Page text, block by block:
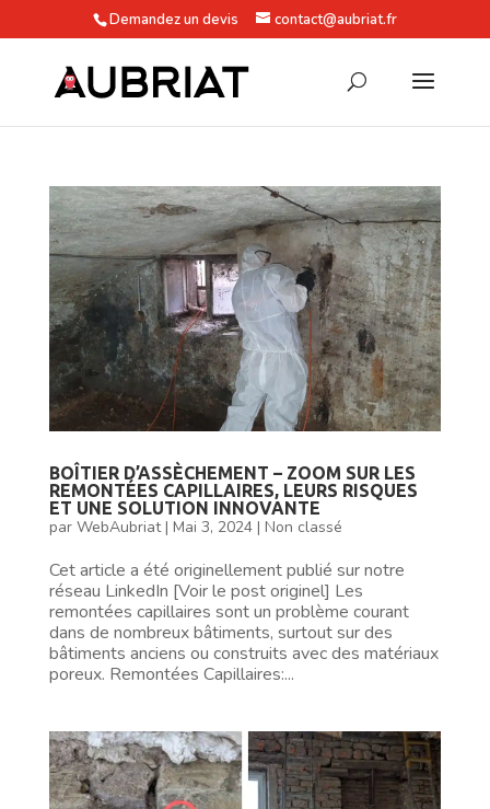
Demandez un devis contact@aubriat.fr
BOÎTIER D’ASSÈCHEMENT – ZOOM SUR LES
REMONTÉES CAPILLAIRES, LEURS RISQUES
ET UNE SOLUTION INNOVANTE
par WebAubriat| Mai 3, 2024| Non classé
Cet article a été originellement publié sur notre
réseau LinkedIn [Voir le post originel] Les
remontées capillaires sont un problème courant
dans de nombreux bâtiments, surtout sur des
bâtiments anciens ou construits avec des matériaux
poreux. Remontées Capillaires:...